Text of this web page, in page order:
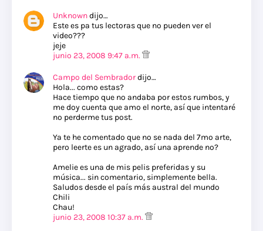
Unknowndijo…
Este es pa tus lectoras que no pueden ver el
video???
jeje
junio 23, 2008 9:47 a.m.
Campo del Sembradordijo…
Hola... como estas?
Hace tiempo que no andaba por estos rumbos, y
me doy cuenta que amo el norte, así que intentaré
no perderme tus post.
Ya te he comentado que no se nada del 7mo arte,
pero leerte es un agrado, así una aprende no?
Amelie es una de mis pelis preferidas y su
música... sin comentario, simplemente bella.
Saludos desde el país más austral del mundo
Chili
Chau!
junio 23, 2008 10:37 a.m.